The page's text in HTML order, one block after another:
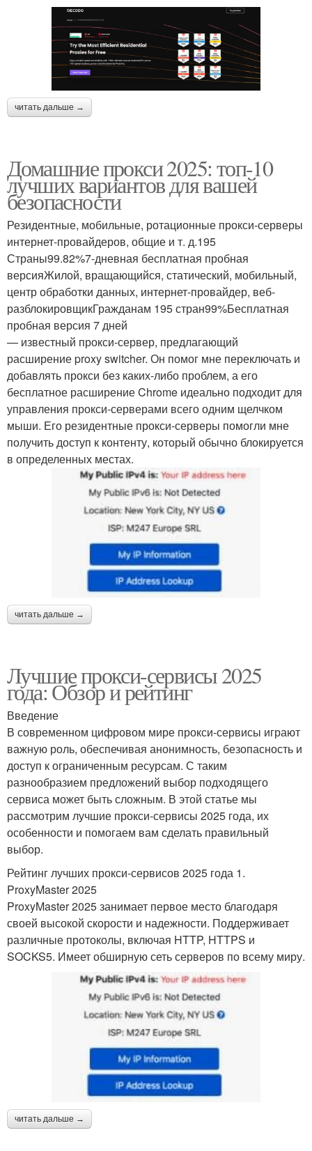
читать дальше →
Домашние прокси 2025: топ-10
лучших вариантов для вашей
безопасности
Резидентные, мобильные, ротационные прокси-серверы
интернет-провайдеров, общие и т. д.195
Страны99.82%7-дневная бесплатная пробная
версияЖилой, вращающийся, статический, мобильный,
центр обработки данных, интернет-провайдер, веб-
разблокировщикГражданам 195 стран99%Бесплатная
пробная версия 7 дней
— известный прокси-сервер, предлагающий
расширение proxy switcher. Он помог мне переключать и
добавлять прокси без каких-либо проблем, а его
бесплатное расширение Chrome идеально подходит для
управления прокси-серверами всего одним щелчком
мыши. Его резидентные прокси-серверы помогли мне
получить доступ к контенту, который обычно блокируется
в определенных местах.
читать дальше →
Лучшие прокси-сервисы 2025
года: Обзор и рейтинг
Введение
В современном цифровом мире прокси-сервисы играют
важную роль, обеспечивая анонимность, безопасность и
доступ к ограниченным ресурсам. С таким
разнообразием предложений выбор подходящего
сервиса может быть сложным. В этой статье мы
рассмотрим лучшие прокси-сервисы 2025 года, их
особенности и помогаем вам сделать правильный
выбор.
Рейтинг лучших прокси-сервисов 2025 года 1.
ProxyMaster 2025
ProxyMaster 2025 занимает первое место благодаря
своей высокой скорости и надежности. Поддерживает
различные протоколы, включая HTTP, HTTPS и
SOCKS5. Имеет обширную сеть серверов по всему миру.
читать дальше →